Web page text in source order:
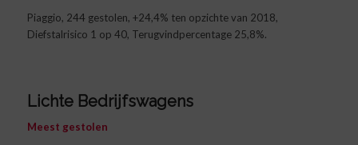
Piaggio, 244 gestolen, +24,4% ten opzichte van 2018,
Diefstalrisico 1 op 40, Terugvindpercentage 25,8%.
Lichte Bedrijfswagens
Meest gestolen